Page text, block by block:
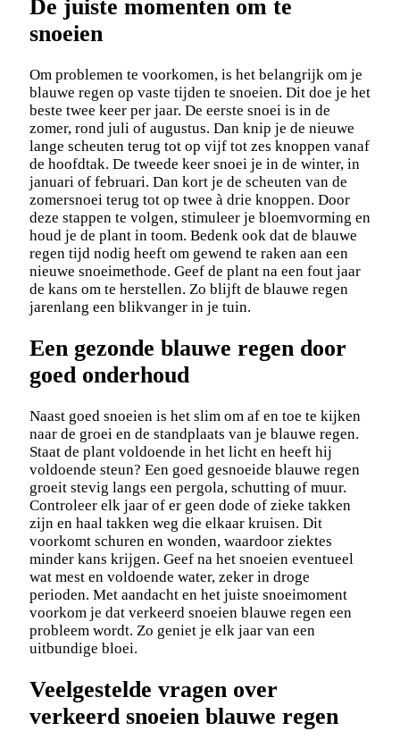
De juiste momenten om te
snoeien
Om problemen te voorkomen, is het belangrijk om je
blauwe regen op vaste tijden te snoeien. Dit doe je het
beste twee keer per jaar. De eerste snoei is in de
zomer, rond juli of augustus. Dan knip je de nieuwe
lange scheuten terug tot op vijf tot zes knoppen vanaf
de hoofdtak. De tweede keer snoei je in de winter, in
januari of februari. Dan kort je de scheuten van de
zomersnoei terug tot op twee à drie knoppen. Door
deze stappen te volgen, stimuleer je bloemvorming en
houd je de plant in toom. Bedenk ook dat de blauwe
regen tijd nodig heeft om gewend te raken aan een
nieuwe snoeimethode. Geef de plant na een fout jaar
de kans om te herstellen. Zo blijft de blauwe regen
jarenlang een blikvanger in je tuin.
Een gezonde blauwe regen door
goed onderhoud
Naast goed snoeien is het slim om af en toe te kijken
naar de groei en de standplaats van je blauwe regen.
Staat de plant voldoende in het licht en heeft hij
voldoende steun? Een goed gesnoeide blauwe regen
groeit stevig langs een pergola, schutting of muur.
Controleer elk jaar of er geen dode of zieke takken
zijn en haal takken weg die elkaar kruisen. Dit
voorkomt schuren en wonden, waardoor ziektes
minder kans krijgen. Geef na het snoeien eventueel
wat mest en voldoende water, zeker in droge
perioden. Met aandacht en het juiste snoeimoment
voorkom je dat verkeerd snoeien blauwe regen een
probleem wordt. Zo geniet je elk jaar van een
uitbundige bloei.
Veelgestelde vragen over
verkeerd snoeien blauwe regen